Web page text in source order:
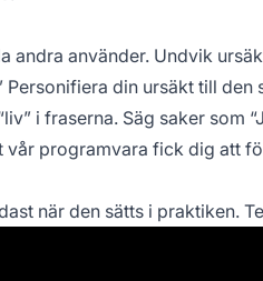
andra använder. Undvik
Personifiera din ursäkt till
i fraserna. Säg saker som
vår programvara fick dig att
när den sätts i praktiken.